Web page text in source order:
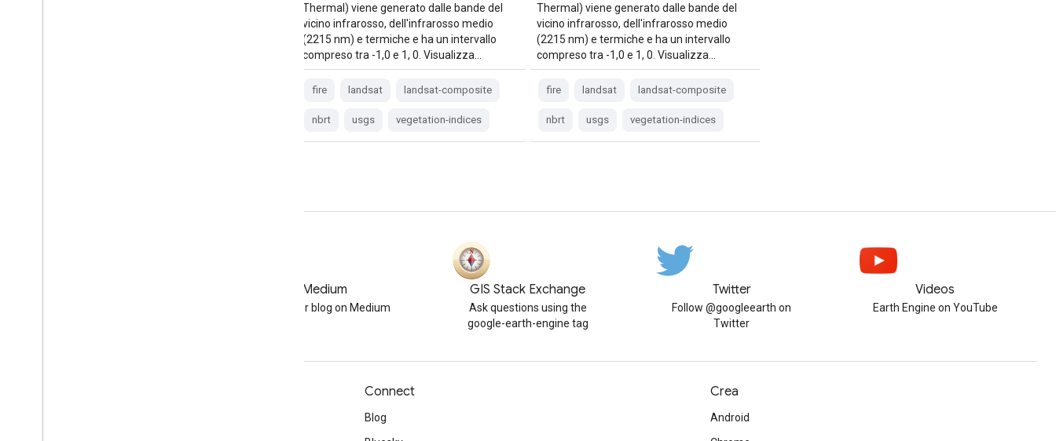
Thermal) viene generato dalle bande del
vicino infrarosso, dell'infrarosso medio
(2215 nm) e termiche e ha un intervallo
compreso tra -1,0 e 1, 0. Visualizza…
fire landsat landsat-composite
nbrt usgs vegetation-indices
Thermal) viene generato dalle bande del
vicino infrarosso, dell'infrarosso medio
(2215 nm) e termiche e ha un intervallo
compreso tra -1,0 e 1, 0. Visualizza…
fire landsat landsat-composite
nbrt usgs vegetation-indices
Medium
Follow our blog on Medium
GIS Stack Exchange
Ask questions using the
google-earth-engine tag
Twitter
Follow @googleearth on
Twitter
Videos
Earth Engine on YouTube
Connect
Blog
Crea
Android